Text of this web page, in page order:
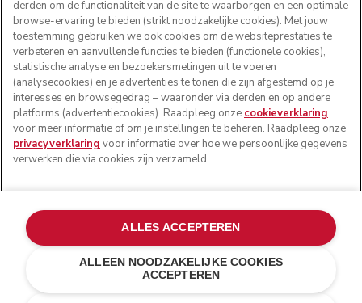
VOLG ONS
© KitchenAid 2026 - Alle rechten voorbehouden.
KitchenAid en het design van de keukenrobot zijn
handelsmerken in de Verenigde Staten en andere landen.
Mijn cookies beheren Privacyverklaring
derden om de functionaliteit van de site te waarborgen en een optimale
browse-ervaring te bieden (strikt noodzakelijke cookies). Met jouw
toestemming gebruiken we ook cookies om de websiteprestaties te
verbeteren en aanvullende functies te bieden (functionele cookies),
statistische analyse en bezoekersmetingen uit te voeren
(analysecookies) en je advertenties te tonen die zijn afgestemd op je
interesses en browsegedrag – waaronder via derden en op andere
platforms (advertentiecookies). Raadpleeg onze cookieverklaring
voor meer informatie of om je instellingen te beheren. Raadpleeg onze
privacyverklaring voor informatie over hoe we persoonlijke gegevens
verwerken die via cookies zijn verzameld.
ALLEEN NOODZAKELIJKE COOKIES
ACCEPTEREN
ALLES ACCEPTEREN